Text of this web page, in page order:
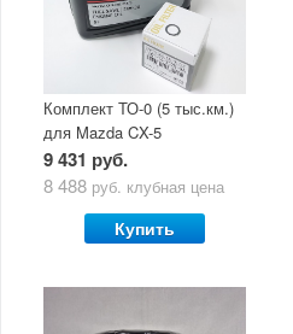
Комплект ТО-0 (5 тыс.км.)
для Mazda CX-5
(двигатель 2.0/2.5) с
маслом Mazda Original Oil
9 431 руб.
8 488 руб. клубная цена
Купить